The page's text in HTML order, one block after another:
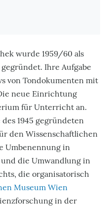
wurde 1959/60 als
Ihre Aufgabe
von Tondokumenten mit
neue Einrichtung
für Unterricht an.
des 1945 gegründeten
den Wissenschaftlichen
Umbenennung in
die Umwandlung in
die organisatorisch
Museum Wien
in der